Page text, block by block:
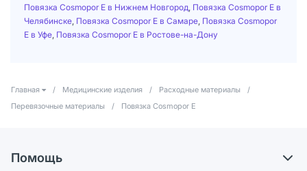
Повязка Cosmopor Е в Нижнем Новгород Повязка Cosmopor Е в
Челябинске Повязка Cosmopor Е в Самаре Повязка Cosmopor
Е в Уфе Повязка Cosmopor Е в Ростове-на-Дону
Главная / Медицинские изделия / Расходные материалы
/
Перевязочные материалы
/ Повязка Cosmopor Е
Помощь